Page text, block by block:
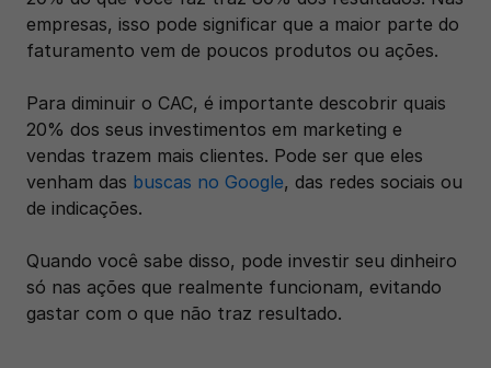
empresas, isso pode significar que a maior parte do
faturamento vem de poucos produtos ou ações.
Para diminuir o CAC, é importante descobrir quais
20% dos seus investimentos em marketing e
vendas trazem mais clientes. Pode ser que eles
venham das buscas no Google, das redes sociais ou
de indicações.
Quando você sabe disso, pode investir seu dinheiro
só nas ações que realmente funcionam, evitando
gastar com o que não traz resultado.